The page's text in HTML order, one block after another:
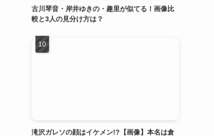
古川琴音・岸井ゆきの・趣里が似てる！画像比
較と3人の見分け方は？
滝沢ガレソの顔はイケメン!?【画像】本名は倉